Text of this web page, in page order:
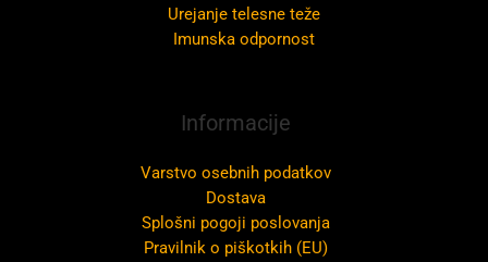
Urejanje telesne teže
Imunska odpornost
Informacije
Varstvo osebnih podatkov
Dostava
Splošni pogoji poslovanja
Pravilnik o piškotkih (EU)